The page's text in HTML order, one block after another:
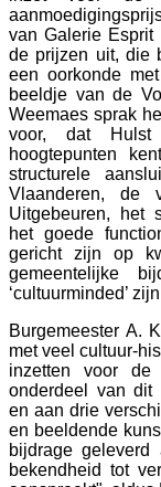
van Galerie Esprit
de prijzen uit, die
een oorkonde
beeldje van de
Weemaes sprak
voor, dat
hoogtepunten
structurele
Vlaanderen, de
Uitgebeuren, het
het goede
gericht zijn op
gemeentelijke
‘cultuurminded’
Burgemeester A.
met veel cultuur-
inzetten voor
onderdeel van dit
en aan drie
en beeldende
bijdrage
bekendheid tot